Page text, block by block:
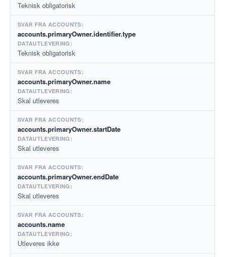
Teknisk obligatorisk
accounts.primaryOwner.identifier.type
Teknisk obligatorisk
accounts.primaryOwner.name
Skal utleveres
accounts.primaryOwner.startDate
Skal utleveres
accounts.primaryOwner.endDate
Skal utleveres
accounts.name
Utleveres ikke